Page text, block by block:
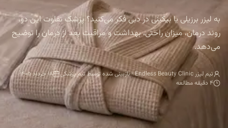
به لیزر برزیلی یا بیکینی در دبی فکر می‌کنید؟ پزشک تفاوت این دو،
روند درمان، میزان راحتی، بهداشت و مراقبت بعد از درمان را توضیح
می‌دهد.
تیم لیزر Endless Beauty Clinic · بازبینی شده توسط تیم پزشکی
۱۸ خرداد ۱۴۰۵
۴ دقیقه مطالعه